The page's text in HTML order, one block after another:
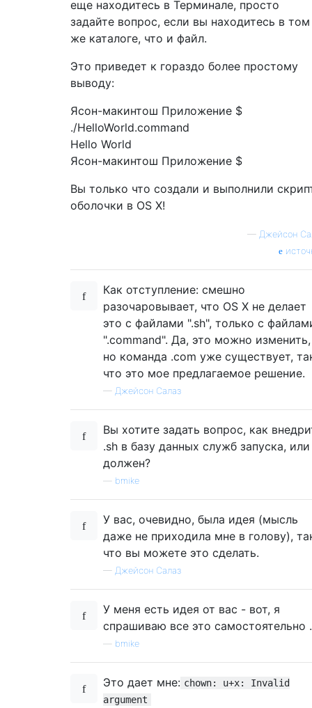
еще находитесь в Терминале, просто
задайте вопрос, если вы находитесь в том
же каталоге, что и файл.
Это приведет к гораздо более простому
выводу:
Ясон-макинтош Приложение $
./HelloWorld.command
Hello World
Ясон-макинтош Приложение $
Вы только что создали и выполнили
оболочки в OS X!
— Джейсон
Как отступление: смешно
разочаровывает, что OS X не делает
это с файлами ".sh", только с
".command". Да, это можно изменить,
но команда .com уже существует,
что это мое предлагаемое решение.
— Джейсон Салаз
Вы хотите задать вопрос, как
.sh в базу данных служб запуска,
должен?
bmike
У вас, очевидно, была идея (мысль
даже не приходила мне в голову),
что вы можете это сделать.
— Джейсон Салаз
У меня есть идея от вас - вот, я
спрашиваю все это самостоятельно
bmike
Это дает мне: chown: u+x: Invalid
argument